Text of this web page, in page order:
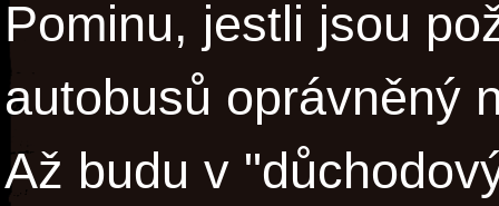
Pominu, jestli jsou
autobusů oprávněný
Až budu v